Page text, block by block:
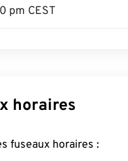
pm CEST
horaires
fuseaux horaires :